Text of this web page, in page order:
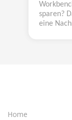
sparen?
eine
Home